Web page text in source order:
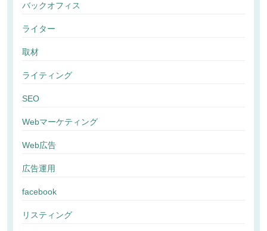
バックオフィス
ライター
取材
ライティング
SEO
Webマーケティング
Web広告
広告運用
facebook
リスティング